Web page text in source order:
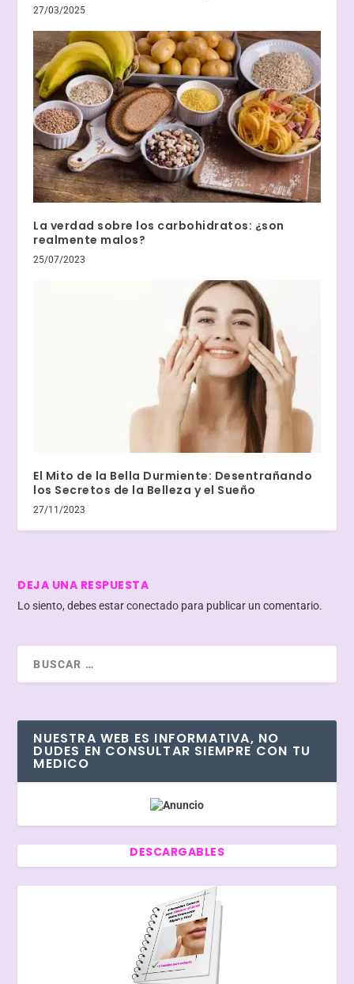
27/03/2025
La verdad sobre los carbohidratos: ¿son
realmente malos?
25/07/2023
El Mito de la Bella Durmiente: Desentrañando
los Secretos de la Belleza y el Sueño
27/11/2023
DEJA UNA RESPUESTA
Lo siento, debes estarconectado para publicar un comentario.
NUESTRA WEB ES INFORMATIVA, NO
DUDES EN CONSULTAR SIEMPRE CON TU
MEDICO
DESCARGABLES